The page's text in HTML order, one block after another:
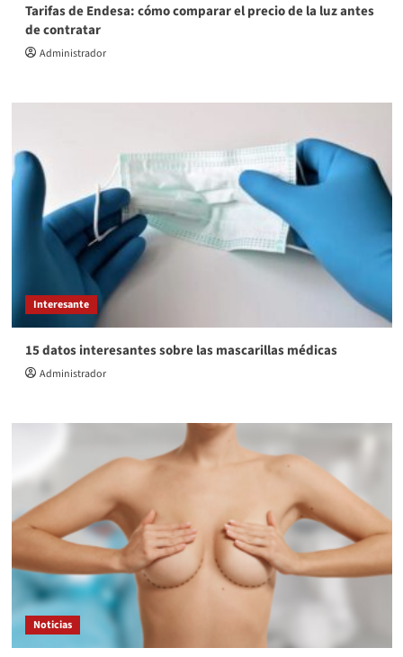
Tarifas de Endesa: cómo comparar el precio de la luz antes
de contratar
Administrador
Interesante
15 datos interesantes sobre las mascarillas médicas
Administrador
Noticias